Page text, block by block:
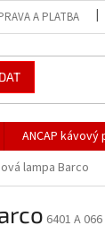
A PLATBA
ANCAP kávový
lampa Barco
6401 A 066